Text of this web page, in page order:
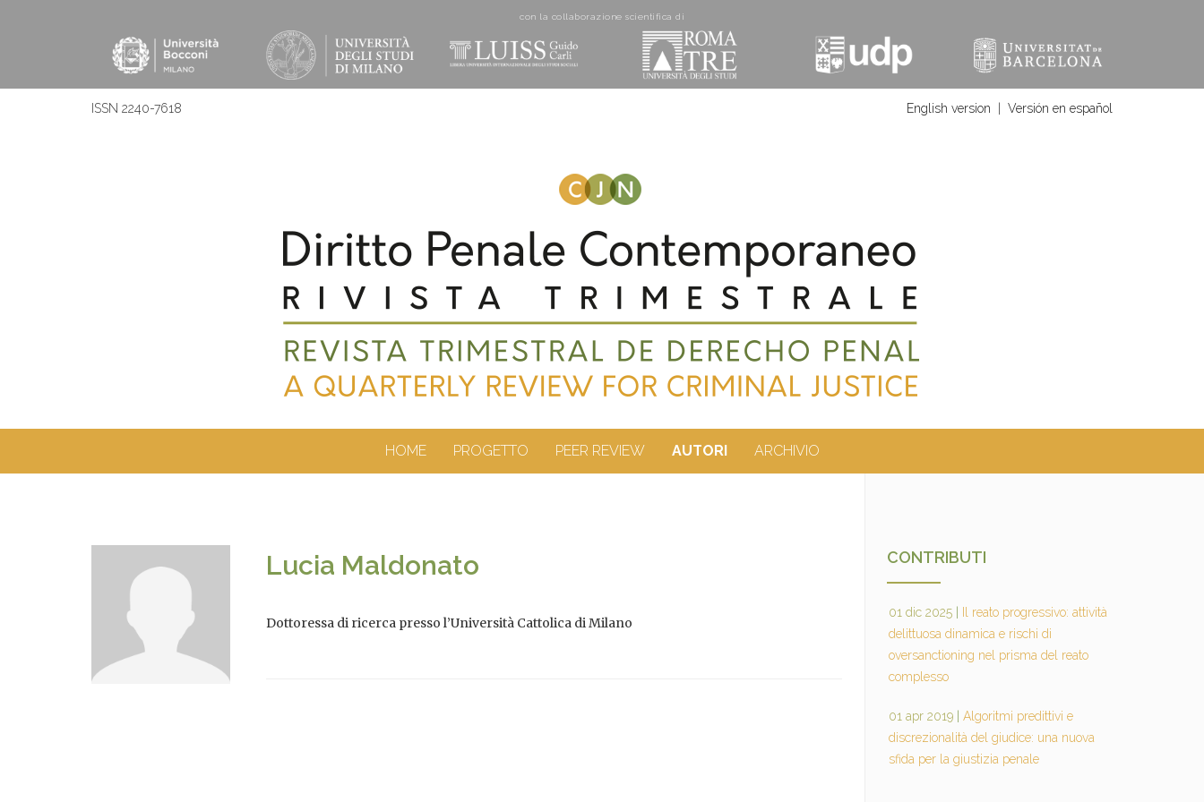
con la collaborazione scientifica di
ISSN 2240-7618 English version Versión en español
HOME PROGETTO PEER REVIEW AUTORI ARCHIVIO
Lucia Maldonato
Dottoressa di ricerca presso l’Università Cattolica di Milano
CONTRIBUTI
01 dic 2025
Il reato progressivo: attività
delittuosa dinamica e rischi di
oversanctioning nel prisma del reato
complesso
01 apr 2019
Algoritmi predittivi e
discrezionalità del giudice: una nuova
sfida per la giustizia penale